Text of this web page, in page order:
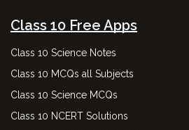
Class 10 Free Apps
Class 10 Science Notes
Class 10 MCQs all Subjects
Class 10 Science MCQs
Class 10 NCERT Solutions